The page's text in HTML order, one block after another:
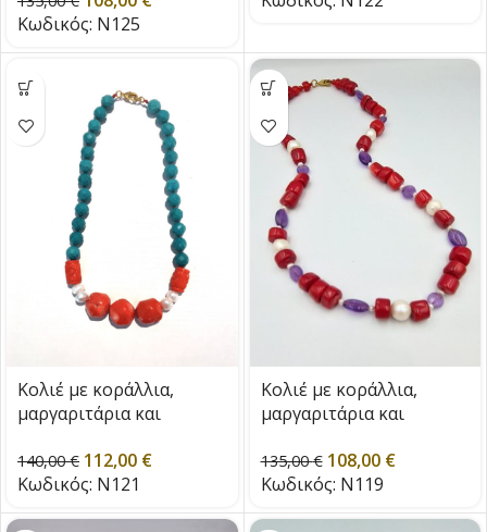
Κωδικός: N125
Κολιέ με κοράλλια,
μαργαριτάρια και
140,00€ 112,00 €
Κωδικός: N121
Κολιέ με κοράλλια,
μαργαριτάρια και
135,00€ 108,00 €
Κωδικός: N119